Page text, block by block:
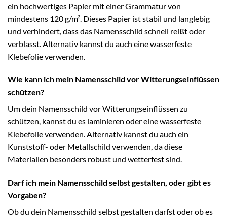
ein hochwertiges Papier mit einer Grammatur von
mindestens 120 g/m². Dieses Papier ist stabil und langlebig
und verhindert, dass das Namensschild schnell reißt oder
verblasst. Alternativ kannst du auch eine wasserfeste
Klebefolie verwenden.
Wie kann ich mein Namensschild vor Witterungseinflüssen
schützen?
Um dein Namensschild vor Witterungseinflüssen zu
schützen, kannst du es laminieren oder eine wasserfeste
Klebefolie verwenden. Alternativ kannst du auch ein
Kunststoff- oder Metallschild verwenden, da diese
Materialien besonders robust und wetterfest sind.
Darf ich mein Namensschild selbst gestalten, oder gibt es
Vorgaben?
Ob du dein Namensschild selbst gestalten darfst oder ob es